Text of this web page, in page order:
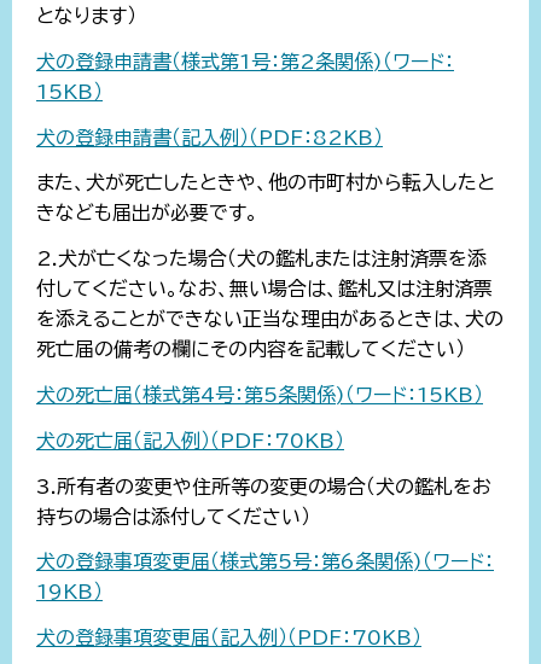
となります）
犬の登録申請書（様式第1号：第2条関係)（ワード：
15KB）
犬の登録申請書（記入例）（PDF：82KB）
また、犬が死亡したときや、他の市町村から転入したと
きなども届出が必要です。
2.犬が亡くなった場合（犬の鑑札または注射済票を添
付してください。なお、無い場合は、鑑札又は注射済票
を添えることができない正当な理由があるときは、犬の
死亡届の備考の欄にその内容を記載してください）
犬の死亡届（様式第4号：第5条関係)（ワード：15KB）
犬の死亡届（記入例）（PDF：70KB）
3.所有者の変更や住所等の変更の場合（犬の鑑札をお
持ちの場合は添付してください）
犬の登録事項変更届（様式第5号：第6条関係)（ワード：
19KB）
犬の登録事項変更届（記入例）（PDF：70KB）